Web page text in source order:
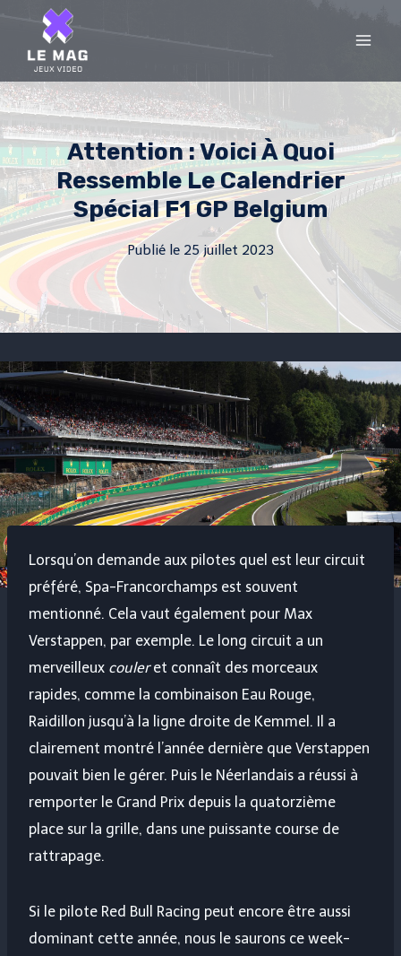
content
Attention : Voici À Quoi
Ressemble Le Calendrier
Spécial F1 GP Belgium
Publié le 25 juillet 2023
Lorsqu’on demande aux pilotes quel est leur circuit
préféré, Spa-Francorchamps est souvent
mentionné. Cela vaut également pour Max
Verstappen, par exemple. Le long circuit a un
merveilleux couleret connaît des morceaux
rapides, comme la combinaison Eau Rouge,
Raidillon jusqu’à la ligne droite de Kemmel. Il a
clairement montré l’année dernière que Verstappen
pouvait bien le gérer. Puis le Néerlandais a réussi à
remporter le Grand Prix depuis la quatorzième
place sur la grille, dans une puissante course de
rattrapage.
Si le pilote Red Bull Racing peut encore être aussi
dominant cette année, nous le saurons ce week-